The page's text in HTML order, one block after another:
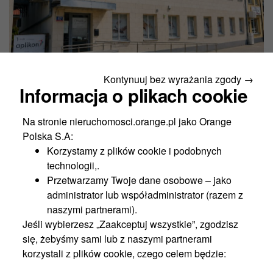
Wysokie Mazowieckie
ul. Rynek Piłsudskiego 57
Cena netto: 2,000,000 PLN
Powierzchnia budynków:
Powierzchnia gruntów:1414 m
Więcej
1 2 3
Kontynuuj bez wyrażania zgody →
Informacja o plikach cookie
Na stronie nieruchomosci.orange.pl jako Orange
Polska S.A:
Korzystamy z plików cookie i podobnych
technologii,.
Przetwarzamy Twoje dane osobowe – jako
administrator lub współadministrator (razem z
naszymi partnerami).
Jeśli wybierzesz „Zaakceptuj wszystkie”, zgodzisz
się, żebyśmy sami lub z naszymi partnerami
korzystali z plików cookie, czego celem będzie: